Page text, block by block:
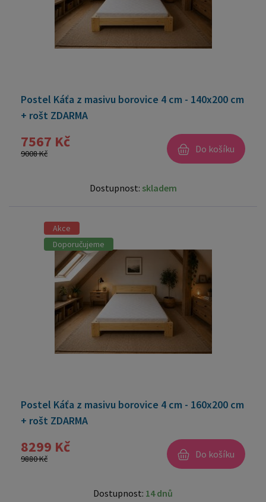
Postel Káťa z masivu borovice 4 cm - 140x200 cm
+ rošt ZDARMA
7567 Kč
9008 Kč Do košíku
Dostupnost: skladem
Akce
Doporučujeme
Postel Káťa z masivu borovice 4 cm - 160x200 cm
+ rošt ZDARMA
8299 Kč
9880 Kč Do košíku
Dostupnost: 14 dnů